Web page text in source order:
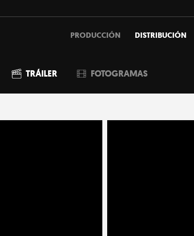
PRODUCCIÓN DISTRIBUCIÓN
TRÁILER FOTOGRAMAS